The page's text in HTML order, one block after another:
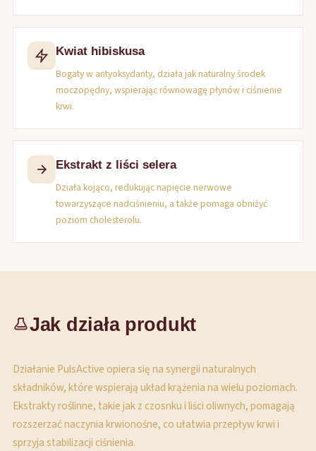
Kwiat hibiskusa
Bogaty w antyoksydanty, działa jak naturalny środek
moczopędny, wspierając równowagę płynów i ciśnienie
krwi.
Ekstrakt z liści selera
Działa kojąco, redukując napięcie nerwowe
towarzyszące nadciśnieniu, a także pomaga obniżyć
poziom cholesterolu.
Jak działa produkt
Działanie PulsActive opiera się na synergii naturalnych
składników, które wspierają układ krążenia na wielu poziomach.
Ekstrakty roślinne, takie jak z czosnku i liści oliwnych, pomagają
rozszerzać naczynia krwionośne, co ułatwia przepływ krwi i
sprzyja stabilizacji ciśnienia.